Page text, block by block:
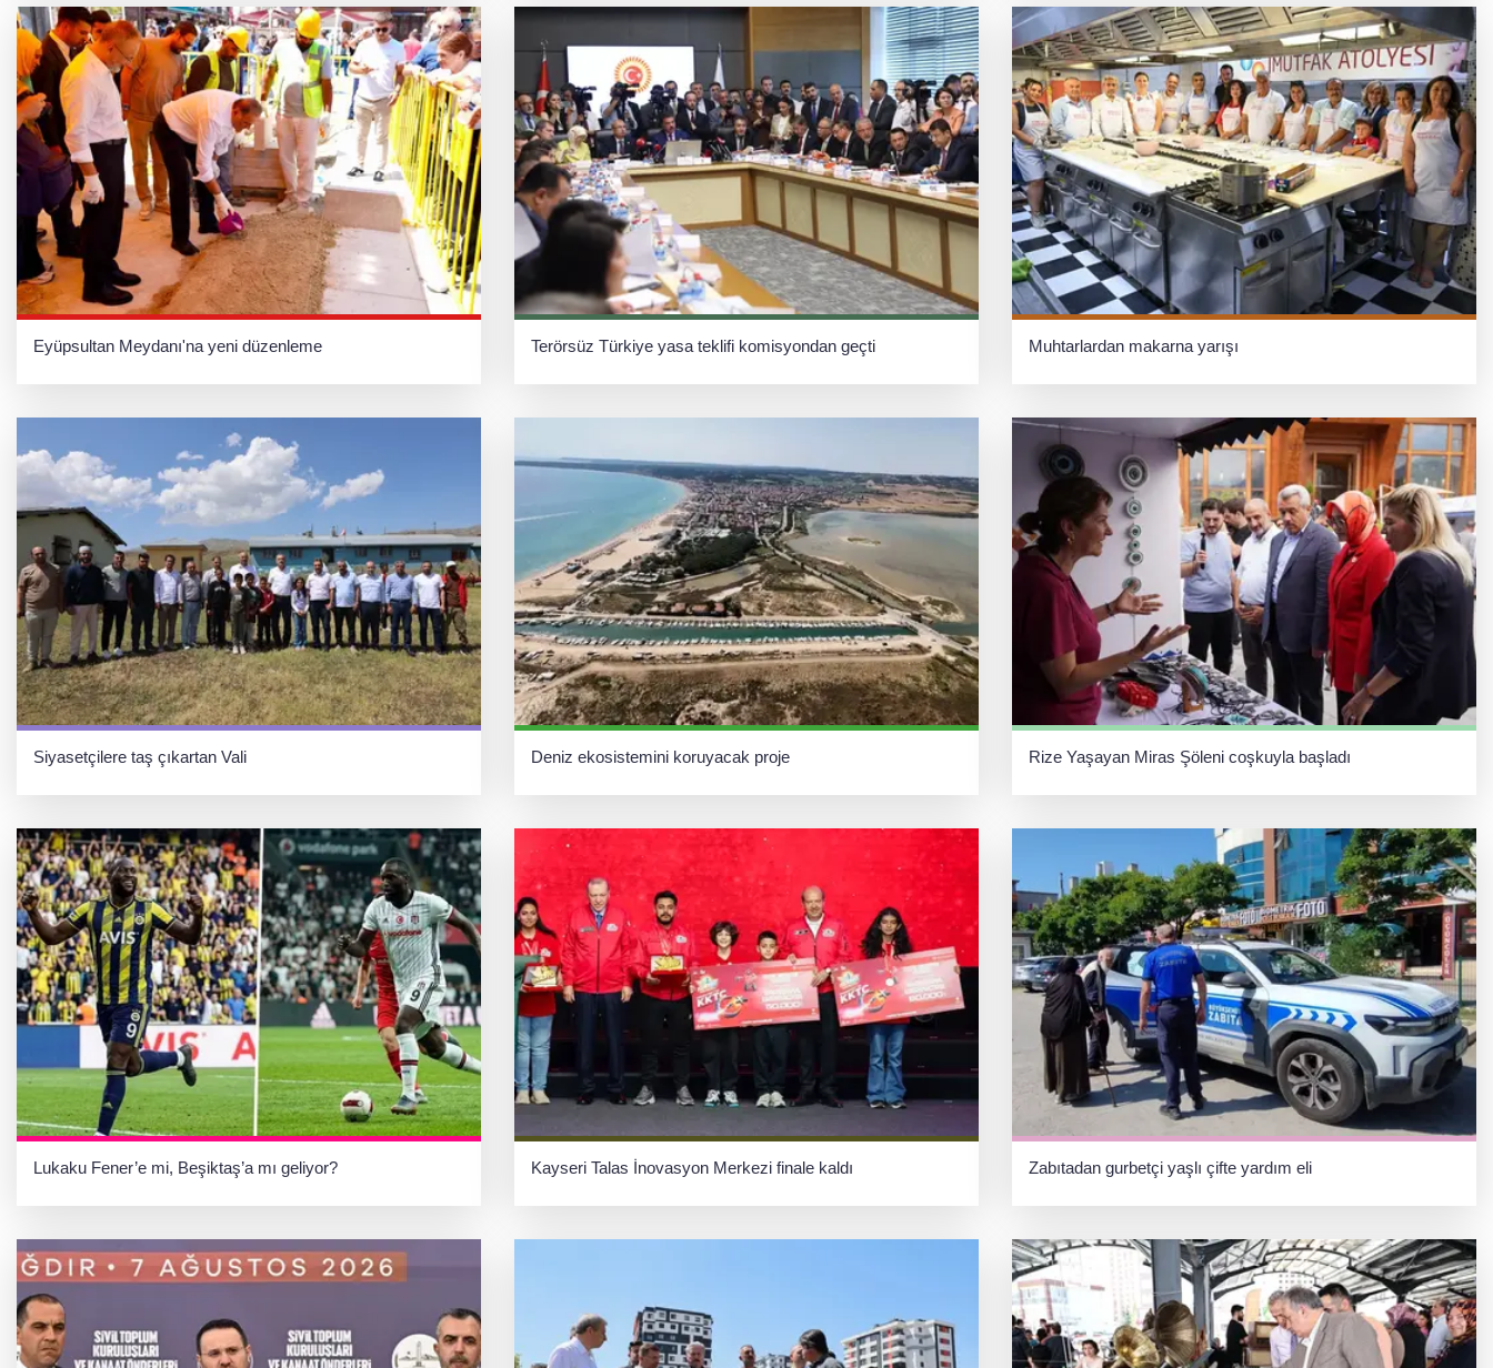
Eyüpsultan Meydanı'na yeni düzenleme Terörsüz Türkiye yasa teklifi komisyondan geçti Muhtarlardan makarna yarışı
Siyasetçilere taş çıkartan Vali Deniz ekosistemini koruyacak proje Rize Yaşayan Miras Şöleni coşkuyla başladı
Lukaku Fener’e mi, Beşiktaş’a mı geliyor? Kayseri Talas İnovasyon Merkezi finale kaldı Zabıtadan gurbetçi yaşlı çifte yardım eli